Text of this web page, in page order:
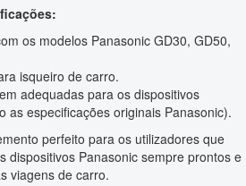
os modelos Panasonic GD30, GD50,
isqueiro de carro.
adequadas para os dispositivos
as especificações originais Panasonic).
perfeito para os utilizadores que
dispositivos Panasonic sempre prontos e
viagens de carro.